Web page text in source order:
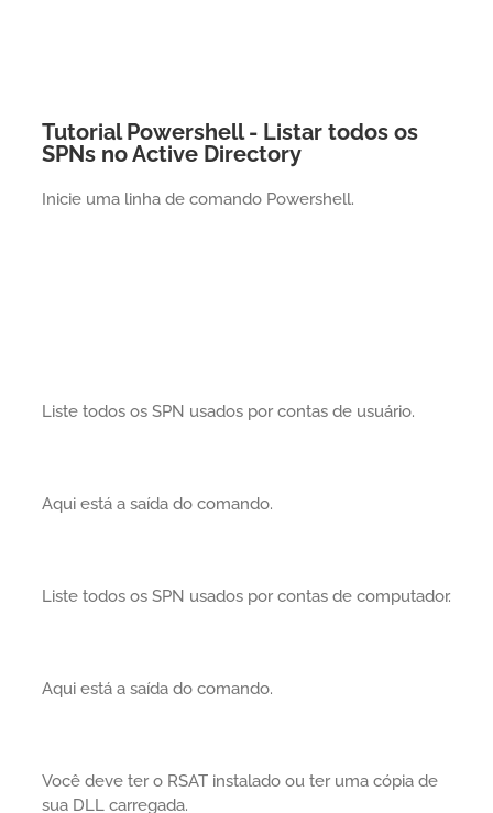
Tutorial Powershell - Listar todos os
SPNs no Active Directory
Inicie uma linha de comando Powershell.
Liste todos os SPN usados por contas de usuário.
Aqui está a saída do comando.
Liste todos os SPN usados por contas de computador.
Aqui está a saída do comando.
Você deve ter o RSAT instalado ou ter uma cópia de
sua DLL carregada.